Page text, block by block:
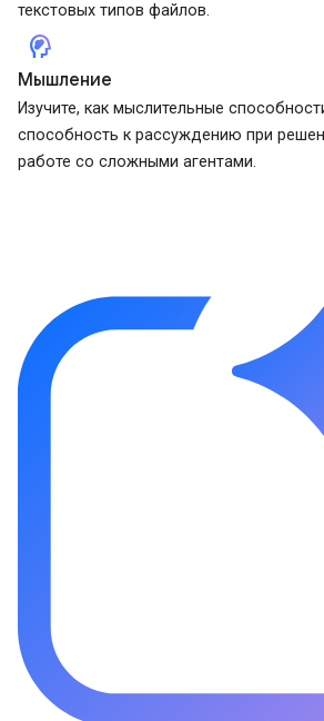
текстовых типов файлов.
cognition_2
Мышление
Изучите, как мыслительные
способность к рассуждению при
работе со сложными агентами.